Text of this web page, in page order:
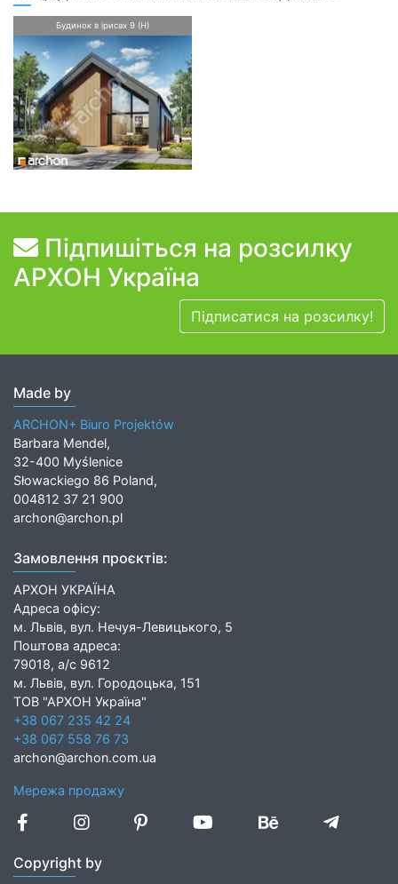
Будинок в ірисах 9 (Н)
Підпишіться на розсилку
АРХОН Україна
Підписатися на розсилку!
Made by
ARCHON+ Biuro Projektów
Barbara Mendel,
32-400 Myślenice
Słowackiego 86 Poland,
004812 37 21 900
archon@archon.pl
Замовлення проєктів:
АРХОН УКРАЇНА
Адреса офісу:
м. Львів, вул. Нечуя-Левицького, 5
Поштова адреса:
79018, а/с 9612
м. Львів, вул. Городоцька, 151
ТОВ "АРХОН Україна"
+38 067 235 42 24
+38 067 558 76 73
archon@archon.com.ua
Мережа продажу
Copyright by